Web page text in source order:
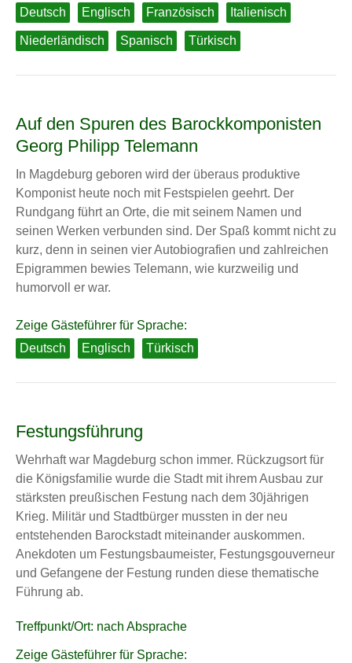
der
Reformation
und
Deutsch
Englisch Französisch Italienisch
Niederländisch Spanisch Türkisch
Auf den Spuren des Barockkomponisten
Georg Philipp Telemann
In Magdeburg geboren wird der überaus produktive
Komponist heute noch mit Festspielen geehrt. Der
Rundgang führt an Orte, die mit seinem Namen und
seinen Werken verbunden sind. Der Spaß kommt nicht zu
kurz, denn in seinen vier Autobiografien und zahlreichen
Epigrammen bewies Telemann, wie kurzweilig und
humorvoll er war.
Zeige Gästeführer für Sprache:
Deutsch
Englisch Türkisch
Festungsführung
Wehrhaft war Magdeburg schon immer. Rückzugsort für
die Königsfamilie wurde die Stadt mit ihrem Ausbau zur
stärksten preußischen Festung nach dem 30jährigen
Krieg. Militär und Stadtbürger mussten in der neu
entstehenden Barockstadt miteinander auskommen.
Anekdoten um Festungsbaumeister, Festungsgouverneur
und Gefangene der Festung runden diese thematische
Führung ab.
Treffpunkt/Ort: nach Absprache
Zeige Gästeführer für Sprache: